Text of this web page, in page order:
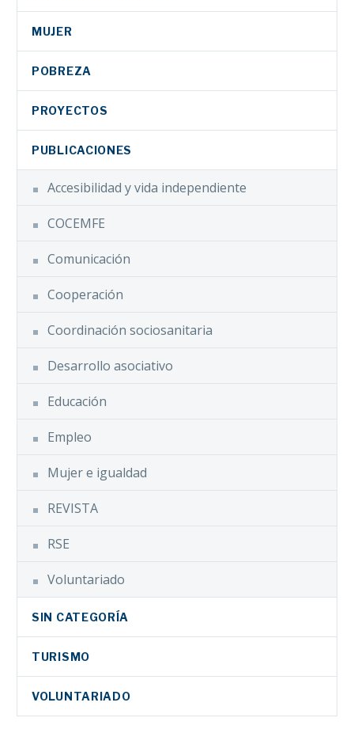
MUJER
POBREZA
PROYECTOS
PUBLICACIONES
Accesibilidad y vida independiente
COCEMFE
Comunicación
Cooperación
Coordinación sociosanitaria
Desarrollo asociativo
Educación
Empleo
Mujer e igualdad
REVISTA
RSE
Voluntariado
SIN CATEGORÍA
TURISMO
VOLUNTARIADO